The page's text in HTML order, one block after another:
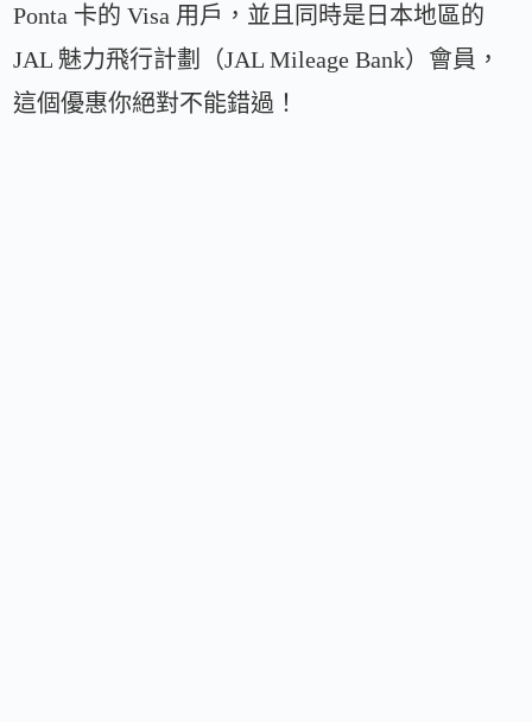
Ponta 卡的 Visa 用戶，並且同時是日本地區的
JAL 魅力飛行計劃（JAL Mileage Bank）會員，
這個優惠你絕對不能錯過！